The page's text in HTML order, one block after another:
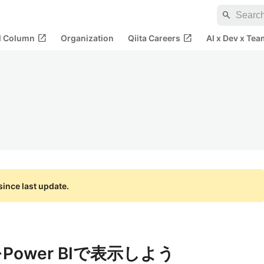
search
Column open_in_new Organization Qiita Careers open_in_new AI x Dev x
last update.
BIで表示しよう